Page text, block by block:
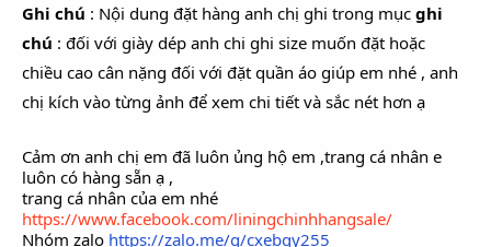
Ghi chú : Nội dung đặt hàng anh chị ghi trong mục ghi
chú : đối với giày dép anh chi ghi size muốn đặt hoặc
chiều cao cân nặng đối với đặt quần áo giúp em nhé , anh
chị kích vào từng ảnh để xem chi tiết và sắc nét hơn ạ
Cảm ơn anh chị em đã luôn ủng hộ em ,trang cá nhân e
luôn có hàng sẵn ạ ,
trang cá nhân của em nhé
https://www.facebook.com/liningchinhhangsale/
Nhóm zalo https://zalo.me/g/cxebqy255